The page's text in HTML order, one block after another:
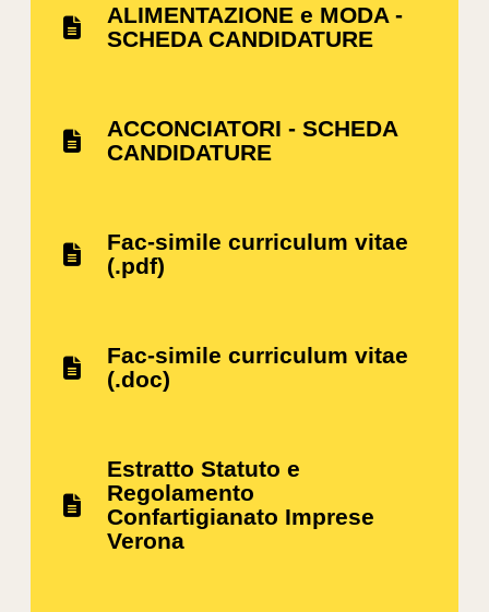
ALIMENTAZIONE e MODA -
SCHEDA CANDIDATURE
ACCONCIATORI - SCHEDA
CANDIDATURE
Fac-simile curriculum vitae
(.pdf)
Fac-simile curriculum vitae
(.doc)
Estratto Statuto e
Regolamento
Confartigianato Imprese
Verona